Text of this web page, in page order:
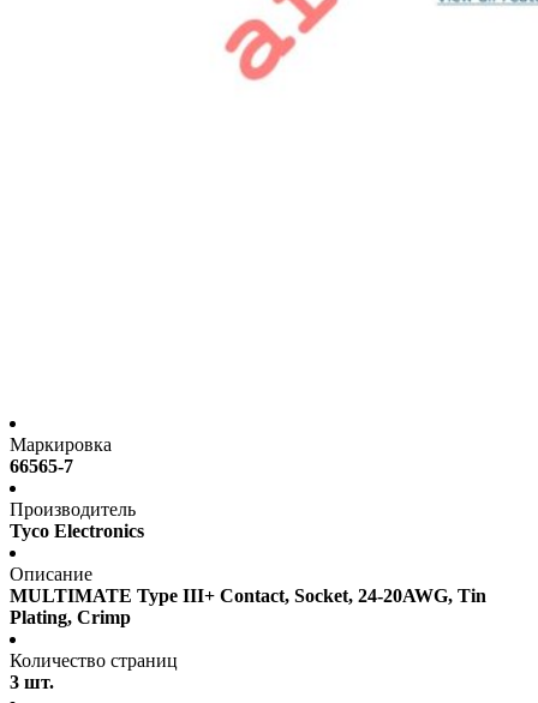
Маркировка
66565-7
Производитель
Tyco Electronics
Описание
MULTIMATE Type III+ Contact, Socket, 24-20AWG, Tin
Plating, Crimp
Количество страниц
3 шт.